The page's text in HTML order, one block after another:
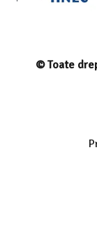
© Toate